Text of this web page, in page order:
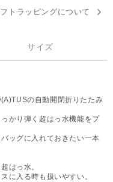
トラッピングについて
サイズ
の自動開閉折りたたみ
かり弾く超はっ水機能をプ
ッグに入れておきたい一本
はっ水。
に入る時も扱いやすい。